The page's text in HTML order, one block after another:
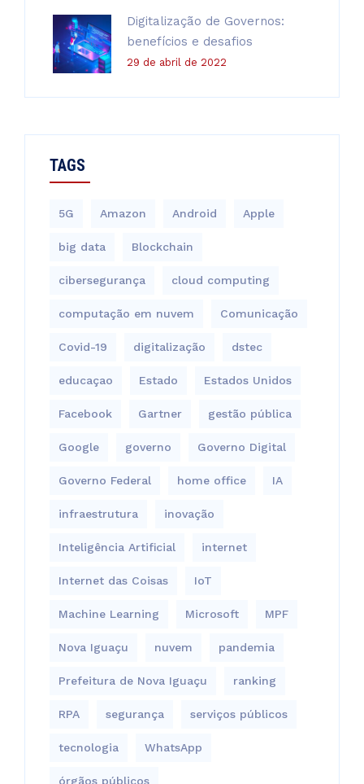
Digitalização de Governos:
benefícios e desafios
29 de abril de 2022
TAGS
5G Amazon Android Apple
big data Blockchain
cibersegurança cloud computing
computação em nuvem Comunicação
Covid-19 digitalização dstec
educaçao Estado Estados Unidos
Facebook Gartner gestão pública
Google governo Governo Digital
Governo Federal home office IA
infraestrutura inovação
Inteligência Artificial internet
Internet das Coisas IoT
Machine Learning Microsoft MPF
Nova Iguaçu nuvem pandemia
Prefeitura de Nova Iguaçu ranking
RPA segurança serviços públicos
tecnologia WhatsApp
órgãos públicos